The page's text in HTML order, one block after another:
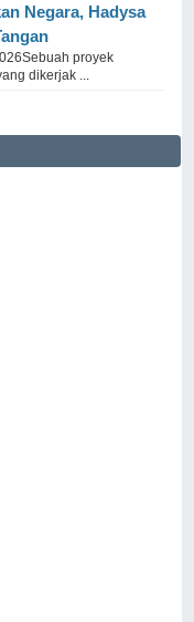
Negara, Hadysa
proyek
dikerjak ...